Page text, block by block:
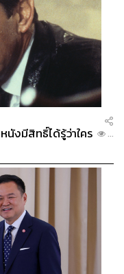
นังมีสิทธิ์ได้รู้ว่าใคร
...